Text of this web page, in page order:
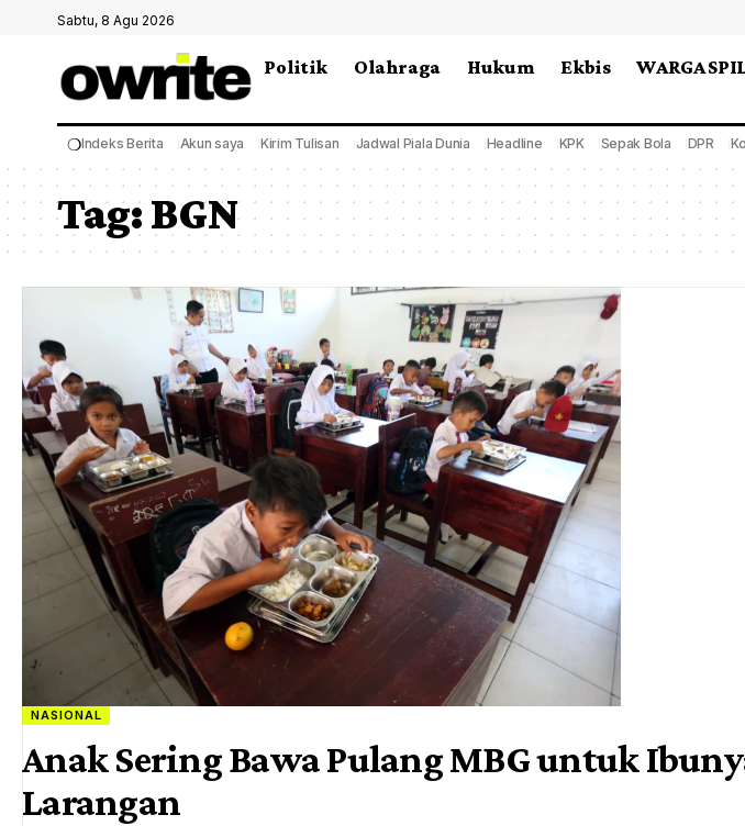
Sabtu, 8 Agu 2026
Politik Olahraga Hukum Ekbis WARGA
❍Indeks Berita Akun saya Kirim Tulisan Jadwal Piala Dunia Headline KPK Sepak Bola DPR
Tag:BGN
NASIONAL
Anak Sering Bawa Pulang MBG untuk
Larangan